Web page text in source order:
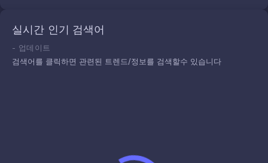
실시간 인기 검색어
- 업데이트
검색어를 클릭하면 관련된 트렌드/정보를 검색할수 있습니다